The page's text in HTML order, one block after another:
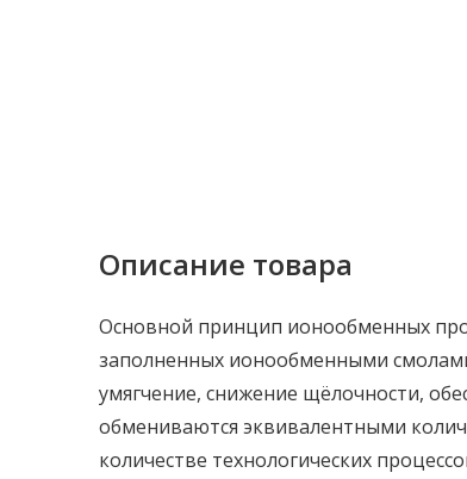
Описание товара
Основной принцип ионообменных
заполненных ионообменными
умягчение, снижение щёлочности,
обмениваются эквивалентными
количестве технологических